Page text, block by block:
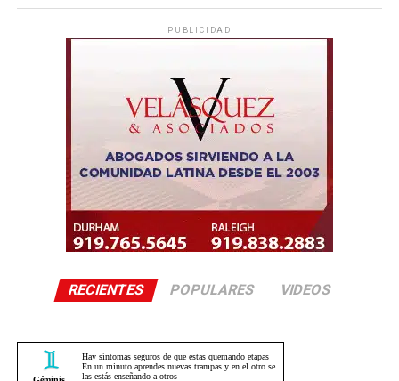
PUBLICIDAD
RECIENTES POPULARES VIDEOS